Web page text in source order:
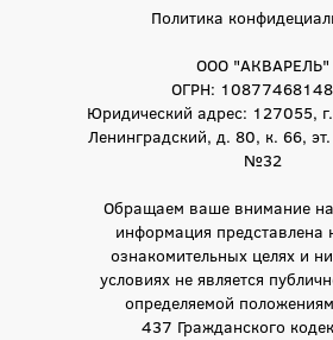
Политика
ООО "АКВАРЕЛЬ"
ОГРН:
Юридический адрес: 127055,
Ленинградский, д. 80, к. 66,
№32
Обращаем ваше внимание на
информация представлена
ознакомительных целях и
условиях не является
определяемой
437 Гражданского